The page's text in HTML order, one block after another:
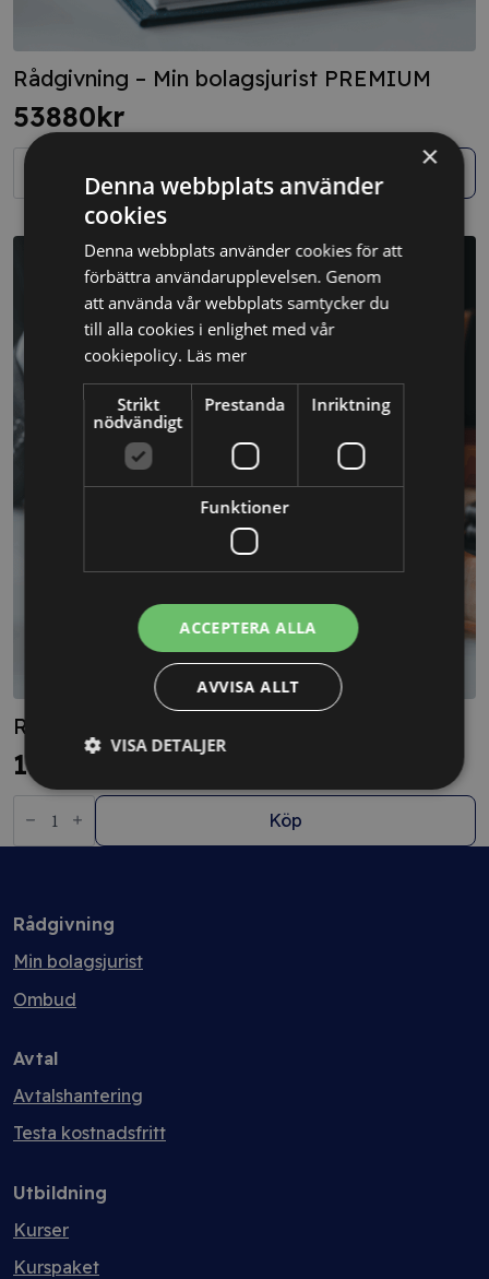
Rådgivning – Min bolagsjurist PREMIUM
53880kr
Rådgivning
bolagsjurist
PREMIUM
mängd
Rådgivning – Min bolagsjurist BAS
11880kr
Rådgivning
Köp
Rådgivning
Min bolagsjurist
Ombud
Avtal
Avtalshantering
Testa kostnadsfritt
Utbildning
Kurser
Kurspaket
×
Denna webbplats använder
cookies
Denna webbplats använder cookies för att
förbättra användarupplevelsen. Genom
att använda vår webbplats samtycker du
till alla cookies i enlighet med vår
cookiepolicy. Läs mer
Strikt
nödvändigt
Prestanda Inriktning
Funktioner
ACCEPTERA ALLA
AVVISA ALLT
VISA DETALJER